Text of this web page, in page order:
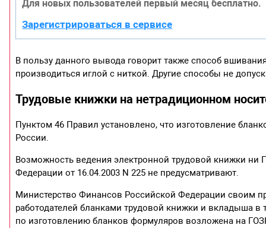
Для новых пользователей первый месяц бесплатно.
Зарегистрироваться в сервисе
В пользу данного вывода говорит также способ
производиться иглой с ниткой. Другие способы не
Трудовые книжки на нетрадиционном
Пунктом 46 Правил установлено, что изготовление
России.
Возможность ведения электронной трудовой книжки
Федерации от 16.04.2003 N 225 не предусматривают.
Министерство Финансов Российской Федерации своим
работодателей бланками трудовой книжки и вкладыша
по изготовлению бланков формуляров возложена на